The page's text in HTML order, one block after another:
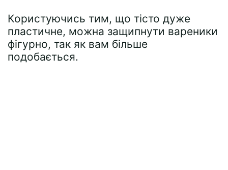
Користуючись тим, що тісто дуже
пластичне, можна защипнути вареники
фігурно, так як вам більше
подобається.